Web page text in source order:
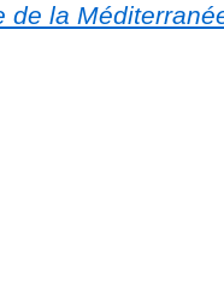
de la